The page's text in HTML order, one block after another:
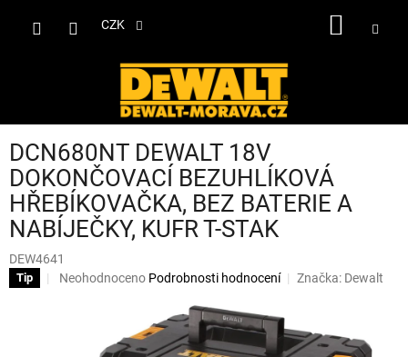
CZK
DCN680NT DEWALT 18V
DOKONČOVACÍ BEZUHLÍKOVÁ
HŘEBÍKOVAČKA, BEZ BATERIE A
NABÍJEČKY, KUFR T-STAK
DEW4641
Tip
Průměrné
Neohodnoceno Podrobnosti hodnocení Značka: Dewalt